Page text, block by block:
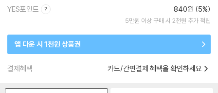
YES포인트 840원 (5%)
5만원 이상 구매 시 2천원 추가 적립
앱 다운 시 1천원 상품권
결제혜택 카드/간편결제 혜택을 확인하세요